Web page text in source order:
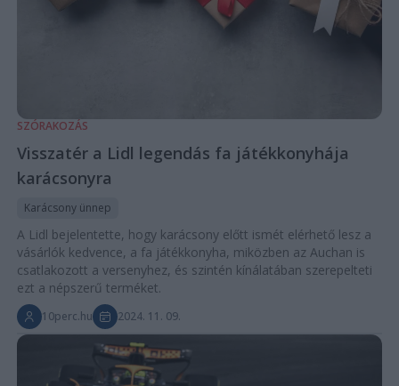
SZÓRAKOZÁS
Visszatér a Lidl legendás fa játékkonyhája
karácsonyra
Karácsony ünnep
A Lidl bejelentette, hogy karácsony előtt ismét elérhető lesz a
vásárlók kedvence, a fa játékkonyha, miközben az Auchan is
csatlakozott a versenyhez, és szintén kínálatában szerepelteti
ezt a népszerű terméket.
10perc.hu 2024. 11. 09.